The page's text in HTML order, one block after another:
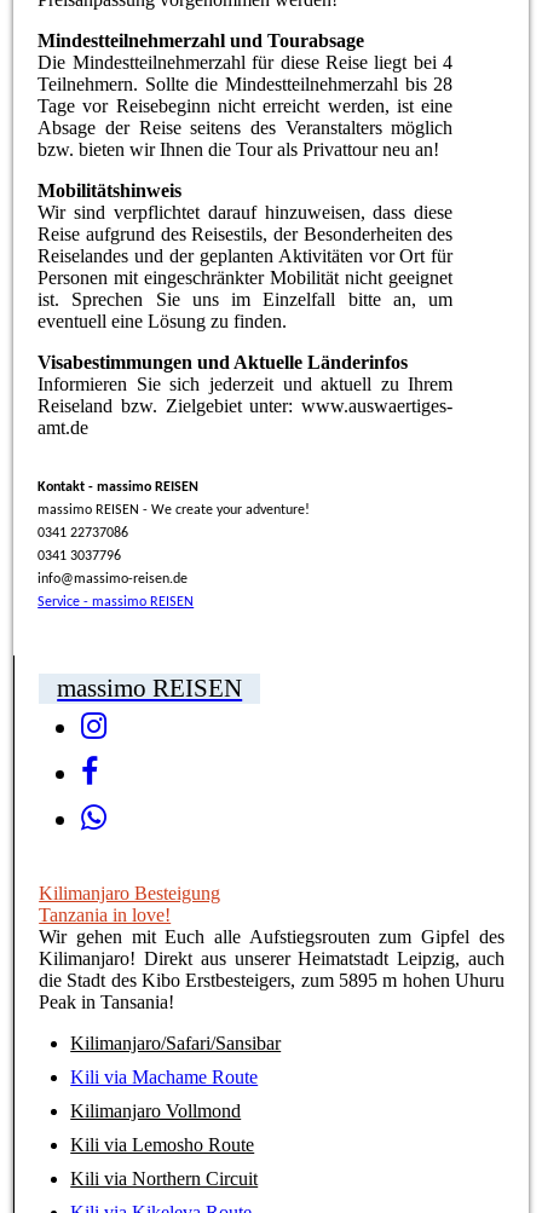
Mindestteilnehmerzahl und Tourabsage
Die Mindestteilnehmerzahl für diese Reise liegt bei 4
Teilnehmern. Sollte die Mindestteilnehmerzahl bis 28
Tage vor Reisebeginn nicht erreicht werden, ist eine
Absage der Reise seitens des Veranstalters möglich
bzw. bieten wir Ihnen die Tour als Privattour neu an!
Mobilitätshinweis
Wir sind verpflichtet darauf hinzuweisen, dass diese
Reise aufgrund des Reisestils, der Besonderheiten des
Reiselandes und der geplanten Aktivitäten vor Ort für
Personen mit eingeschränkter Mobilität nicht geeignet
ist. Sprechen Sie uns im Einzelfall bitte an, um
eventuell eine Lösung zu finden.
Visabestimmungen und Aktuelle Länderinfos
Informieren Sie sich jederzeit und aktuell zu Ihrem
Reiseland bzw. Zielgebiet unter: www.auswaertiges-
amt.de
Kontakt - massimo REISEN
massimo REISEN - We create your adventure!
0341 22737086
0341 3037796
info@massimo-reisen.de
Service - massimo REISEN
massimo REISEN
Kilimanjaro Besteigung
Tanzania in love!
Wir gehen mit Euch alle Aufstiegsrouten zum Gipfel des
Kilimanjaro! Direkt aus unserer Heimatstadt Leipzig, auch
die Stadt des Kibo Erstbesteigers, zum 5895 m hohen Uhuru
Peak in Tansania!
Kilimanjaro/Safari/Sansibar
Kili via Machame Route
Kilimanjaro Vollmond
Kili via Lemosho Route
Kili via Northern Circuit